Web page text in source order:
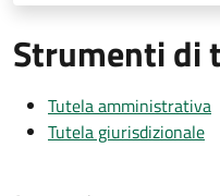
Strumenti di
Tutela amministrativa
Tutela giurisdizionale